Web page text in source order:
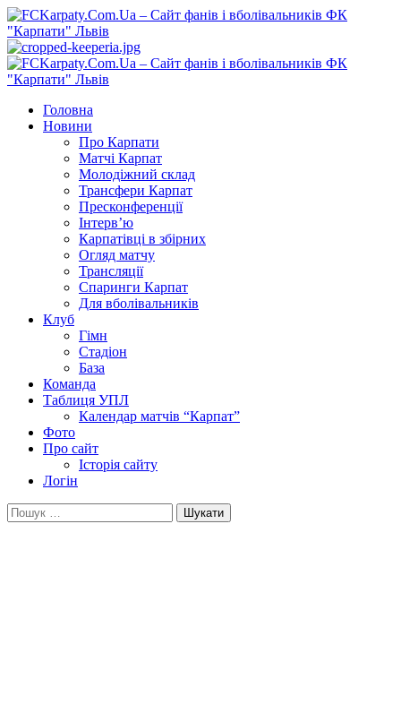
Перейти
до
вмісту
Primary
Menu
Головна
Новини
Про Карпати
Матчі Карпат
Молодіжний склад
Трансфери Карпат
Пресконференції
Інтерв’ю
Карпатівці в збірних
Огляд матчу
Трансляції
Спаринги Карпат
Для вболівальників
Клуб
Гімн
Стадіон
База
Команда
Таблиця УПЛ
Календар матчів “Карпат”
Фото
Про сайт
Історія сайту
Логін
Пошук: